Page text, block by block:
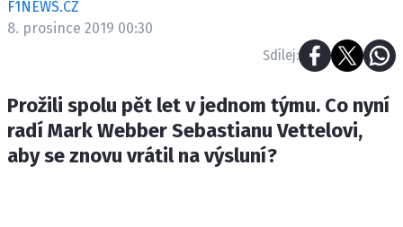
INZERCE
OSOBNÍ ÚDAJE / COOKIES
F1NEWS.CZ
8. prosince 2019 00:30
Sdílej:
Prožili spolu pět let v jednom týmu. Co nyní
radí Mark Webber Sebastianu Vettelovi,
aby se znovu vrátil na výsluní?